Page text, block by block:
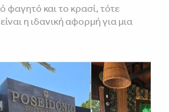
φαγητό και το κρασί, τότε
η ιδανική αφορμή για μια